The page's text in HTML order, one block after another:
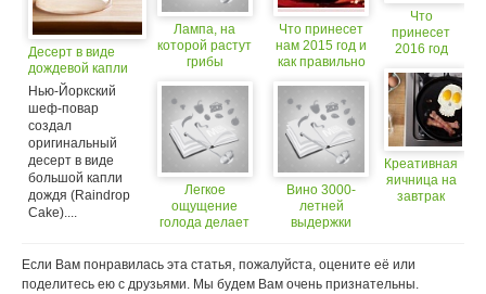
Десерт в виде
дождевой капли
Нью-Йоркский
шеф-повар
создал
оригинальный
десерт в виде
большой капли
дождя (Raindrop
Cake)....
Лампа, на
которой растут
грибы
Легкое
ощущение
голода делает
Что принесет
нам 2015 год и
как правильно
Вино 3000-
летней
выдержки
Что
принесет
2016 год
знаку
зодиака
Креативная
яичница на
завтрак
Если Вам понравилась эта статья, пожалуйста, оцените её или
поделитесь ею с друзьями. Мы будем Вам очень признательны.